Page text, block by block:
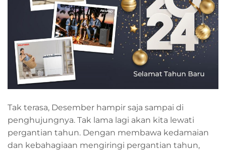
Tak terasa, Desember hampir saja sampai di
penghujungnya. Tak lama lagi akan kita lewati
pergantian tahun. Dengan membawa kedamaian
dan kebahagiaan mengiringi pergantian tahun,